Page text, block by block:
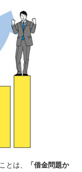
は、
「借金問題か